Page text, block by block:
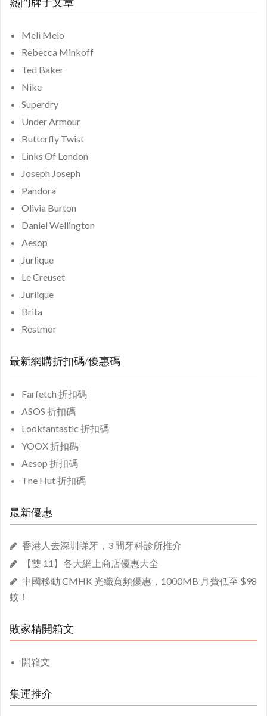
Meli Melo
Rebecca Minkoff
Ted Baker
Nike
Superdry
Under Armour
Butterfly Twist
Links Of London
Joseph Joseph
Pandora
Olivia Burton
Daniel Wellington
Aesop
Jurlique
Le Creuset
Jurlique
Brita
Restmor
最新網購折扣碼/優惠碼
Farfetch 折扣碼
ASOS 折扣碼
Lookfantastic 折扣碼
YOOX 折扣碼
Aesop 折扣碼
The Hut 折扣碼
最新優惠
香港人去深圳睇牙，3 間牙科診所推介
【雙 11】各大網上商店優惠大全
中國移動 CMHK 光纖寬頻優惠，1000MB 月費低至 $98
蚊！
敗家精開箱文
開箱文
集運推介